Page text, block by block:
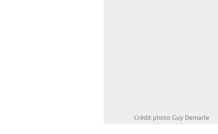
Crédit photo Guy Demarle